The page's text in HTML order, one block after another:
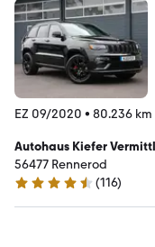
EZ 09/2020 • 80.236 km
Autohaus Kiefer
56477 Rennerod
4.6 Sterne
(116)